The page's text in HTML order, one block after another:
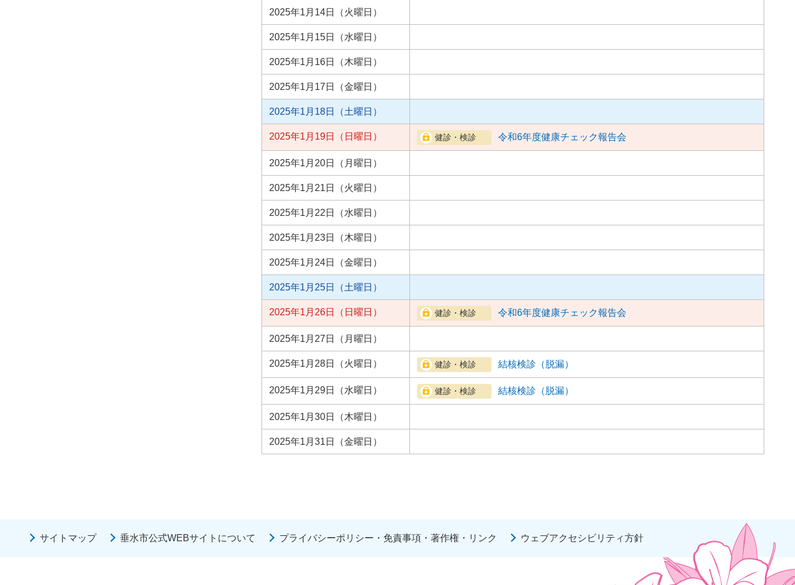
2025年1月14日（火曜日）
2025年1月15日（水曜日）
2025年1月16日（木曜日）
2025年1月17日（金曜日）
2025年1月18日（土曜日）
2025年1月19日（日曜日） 令和6年度健康チェック報告会
2025年1月20日（月曜日）
2025年1月21日（火曜日）
2025年1月22日（水曜日）
2025年1月23日（木曜日）
2025年1月24日（金曜日）
2025年1月25日（土曜日）
2025年1月26日（日曜日） 令和6年度健康チェック報告会
2025年1月27日（月曜日）
2025年1月28日（火曜日） 結核検診（脱漏）
2025年1月29日（水曜日） 結核検診（脱漏）
2025年1月30日（木曜日）
2025年1月31日（金曜日）
サイトマップ 垂水市公式WEBサイトについて プライバシーポリシー・免責事項・著作権・リンク ウェブアクセシビリティ方針